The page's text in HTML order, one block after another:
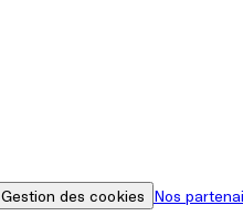
Gestion des cookies Nos